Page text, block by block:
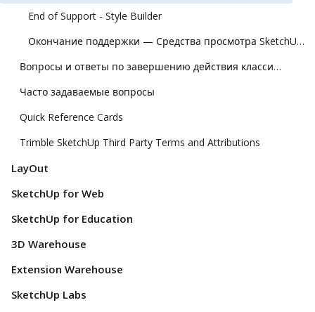
End of Support - Style Builder
Окончание поддержки — Средства просмотра SketchUp для Hololens и виртуальной реальности
Вопросы и ответы по завершению действия классической лицензии
Часто задаваемые вопросы
Quick Reference Cards
Trimble SketchUp Third Party Terms and Attributions
LayOut
SketchUp for Web
SketchUp for Education
3D Warehouse
Extension Warehouse
SketchUp Labs